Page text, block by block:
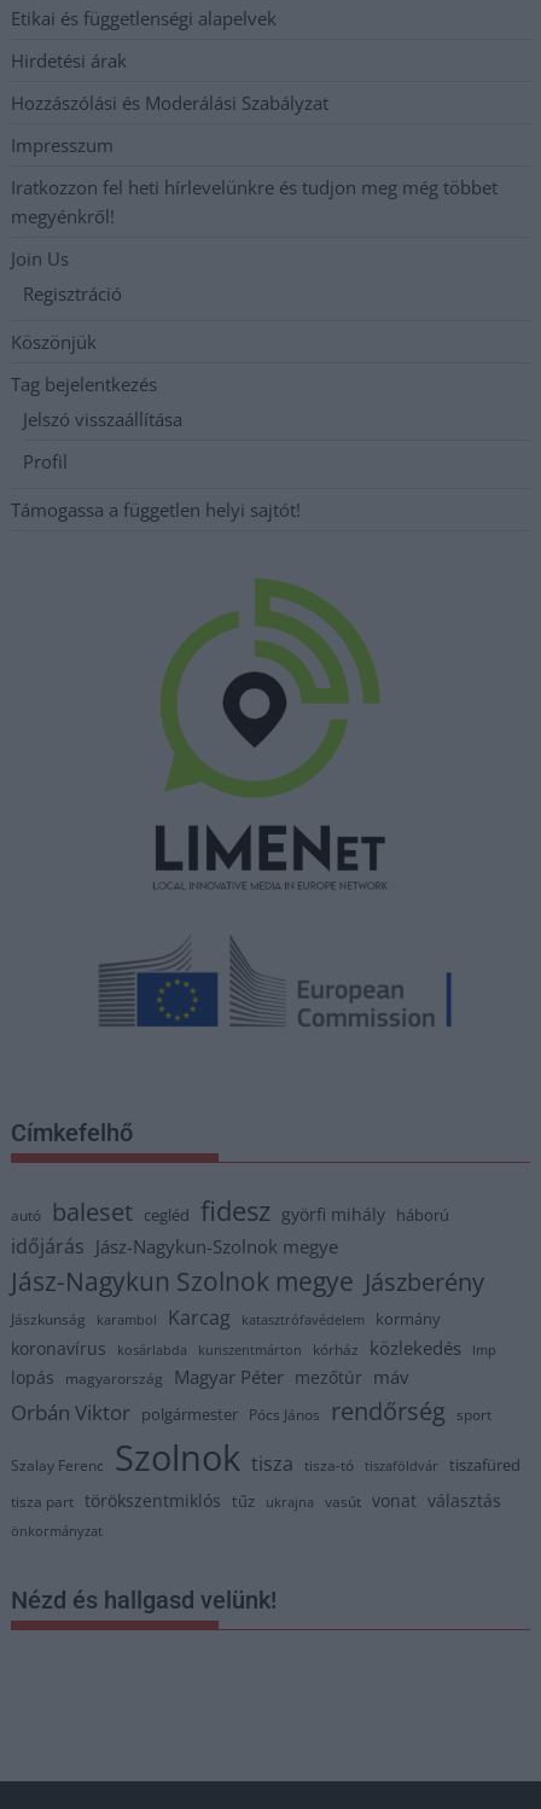
Etikai és függetlenségi alapelvek
Hirdetési árak
Hozzászólási és Moderálási Szabályzat
Impresszum
Iratkozzon fel heti hírlevelünkre és tudjon meg még többet
megyénkről!
Join Us
Regisztráció
Köszönjük
Tag bejelentkezés
Jelszó visszaállítása
Profil
Támogassa a független helyi sajtót!
Címkefelhő
autó baleset cegléd fidesz györfi mihály háború
időjárás Jász-Nagykun-Szolnok megye
Jász-Nagykun Szolnok megye Jászberény
Jászkunság karambol Karcag katasztrófavédelem kormány
koronavírus kosárlabda kunszentmárton kórház közlekedés lmp
lopás magyarország Magyar Péter mezőtúr máv
Orbán Viktor polgármester Pócs János rendőrség sport
Szalay Ferenc Szolnok tisza tisza-tó tiszaföldvár tiszafüred
tisza part törökszentmiklós tűz ukrajna vasút vonat választás
önkormányzat
Nézd és hallgasd velünk!